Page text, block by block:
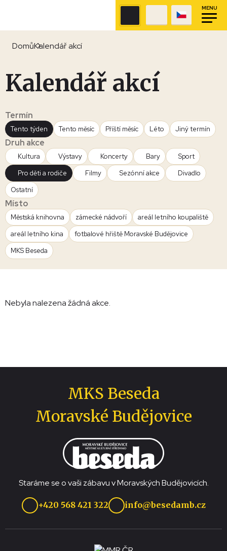
MENU
DomůKalendář akcí
Kalendář akcí
Termín
Tento týden Tento měsíc Příští měsíc Léto Jiný termín
Druh akce
Kultura Výstavy Koncerty Bary
Sport
Pro děti a rodiče
Filmy Sezónní akce
Divadlo
Ostatní
Místo
Městská knihovna zámecké nádvoří
areál letního koupaliště
areál letního kina
fotbalové hřiště Moravské Budějovice
MKS Beseda
Nebyla nalezena žádná akce.
MKS Beseda
Moravské Budějovice
Staráme se o vaši zábavu v Moravských Budějovicích.
+420 568 421 322 info@besedamb.cz